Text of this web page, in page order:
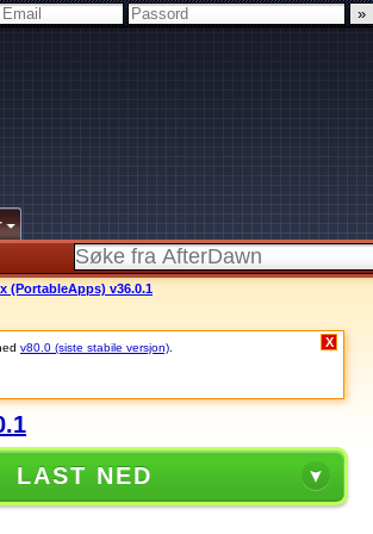
(PortableApps) v36.0.1
v80.0 (siste stabile versjon) X
LAST NED